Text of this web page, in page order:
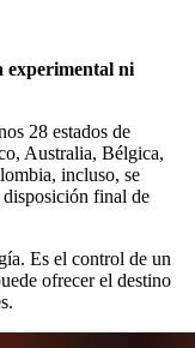
experimental ni
28 estados de
Australia, Bélgica,
incluso, se
disposición final de
Es el control de un
ofrecer el destino